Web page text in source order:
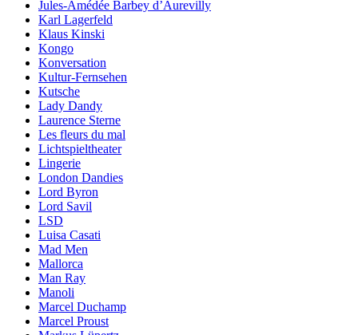
Jules-Amédée Barbey d’Aurevilly
Karl Lagerfeld
Klaus Kinski
Kongo
Konversation
Kultur-Fernsehen
Kutsche
Lady Dandy
Laurence Sterne
Les fleurs du mal
Lichtspieltheater
Lingerie
London Dandies
Lord Byron
Lord Savil
LSD
Luisa Casati
Mad Men
Mallorca
Man Ray
Manoli
Marcel Duchamp
Marcel Proust